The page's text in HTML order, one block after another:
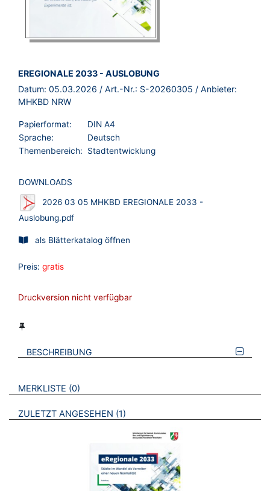
BROSCHÜRE:
EREGIONALE 2033 - AUSLOBUNG
Datum: 05.03.2026 / Art.-Nr.: S-20260305 / Anbieter:
MHKBD NRW
Papierformat:
DIN A4
Sprache:
Deutsch
Themenbereich:
Stadtentwicklung
DOWNLOADS
2026 03 05 MHKBD EREGIONALE 2033 -
Auslobung.pdf
als Blätterkatalog öffnen
Preis: gratis
Druckversion nicht verfügbar
BESCHREIBUNG
VERWEISE AUF VERMERKTE- ODER ZULETZT ANGESEHENE
MERKLISTE 0 BROSCHÜREN
ZULETZT ANGESEHEN 1 BROSCHÜREN